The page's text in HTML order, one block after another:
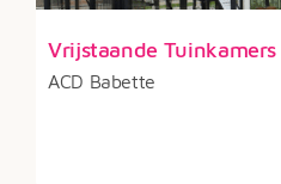
Vrijstaande Tuinkamers
ACD Babette